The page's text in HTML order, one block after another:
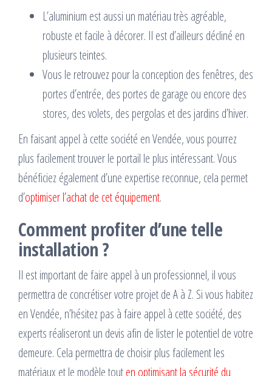
L’aluminium est aussi un matériau très agréable,
robuste et facile à décorer. Il est d’ailleurs décliné en
plusieurs teintes.
Vous le retrouvez pour la conception des fenêtres, des
portes d’entrée, des portes de garage ou encore des
stores, des volets, des pergolas et des jardins d’hiver.
En faisant appel à cette société en Vendée, vous pourrez
plus facilement trouver le portail le plus intéressant. Vous
bénéficiez également d’une expertise reconnue, cela permet
d’optimiser l’achat de cet équipement.
Comment profiter d’une telle
installation ?
Il est important de faire appel à un professionnel, il vous
permettra de concrétiser votre projet de A à Z. Si vous habitez
en Vendée, n’hésitez pas à faire appel à cette société, des
experts réaliseront un devis afin de lister le potentiel de votre
demeure. Cela permettra de choisir plus facilement les
matériaux et le modèle touten optimisant la sécurité du